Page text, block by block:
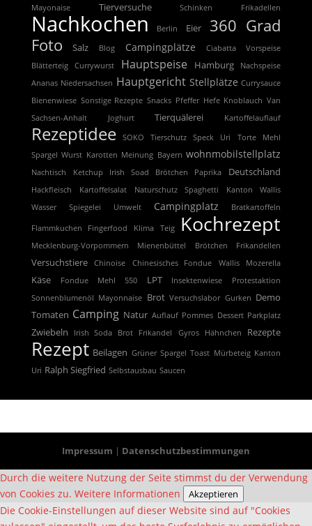
Mayonaise
Tierversuche Schinken Frikadellen
Nachkochen Berlin Eier
360 Grad
Foto
Salz Blog Campingplätze Ciabatta
Vorspeise
Blätterteig
Currywurst Hauptspeise Hamburg
Nachspeise
Ananas Niedersachsen Hauptgericht Stellplätze Currysauce
Bienenwiese Sonstige Rezepte Snacks Pfeffer Hefe Knoblauch Van
Sachsen-Anhalt
Joghurt Tierquälerei Kartoffelauflauf
Rezeptidee SOKO Tierschutz Speck Uri Torte
Mehl
Spargel Wurst Karotten Meinung Bayern wohnmobilstellplatz
Nachtisch Ketchup Irish Soad Brötchen Paprika Deutschland
Hackfleisch Kartoffelsalat Naturschutz Spaghetti
Kanton Wallis
Wasser
Spiegelei Umwelt Campingplatz Bratkartoffeln
Flammkuchen Fingerfood Klima Teig Kochrezept
Mecklenburg-Vorpommern Mienenbüttel Brötchen Frikandellen
Versuchstiere Chinoise Chinesisches Fondue Wallis Mozerella
Käse Fondue Mehl 550 LPT Insektenwiese
Protestaktion
Sonnenblumenöl Mayonnaise Brot Versuchslabor Gurken Demo
Tomaten Camping Natur Auflauf Pommes Dessert Parkplatz
Zwiebeln Irish Soda Brot Frikandel Gyros Hähnchen Rezepte
Rezept Beilagen Grüner Spargel Toast Mürbeteig Kanton
Uri Ralph Siegfried Selbstausbau Saucen
Impressum | Datenschutzbestimmungen
Durch die weitere Nutzung der Seite stimmst du der Verwendung
von Cookies zu. Weitere Informationen Akzeptieren
Die Cookie-Einstellungen auf dieser Website sind auf "Cookies